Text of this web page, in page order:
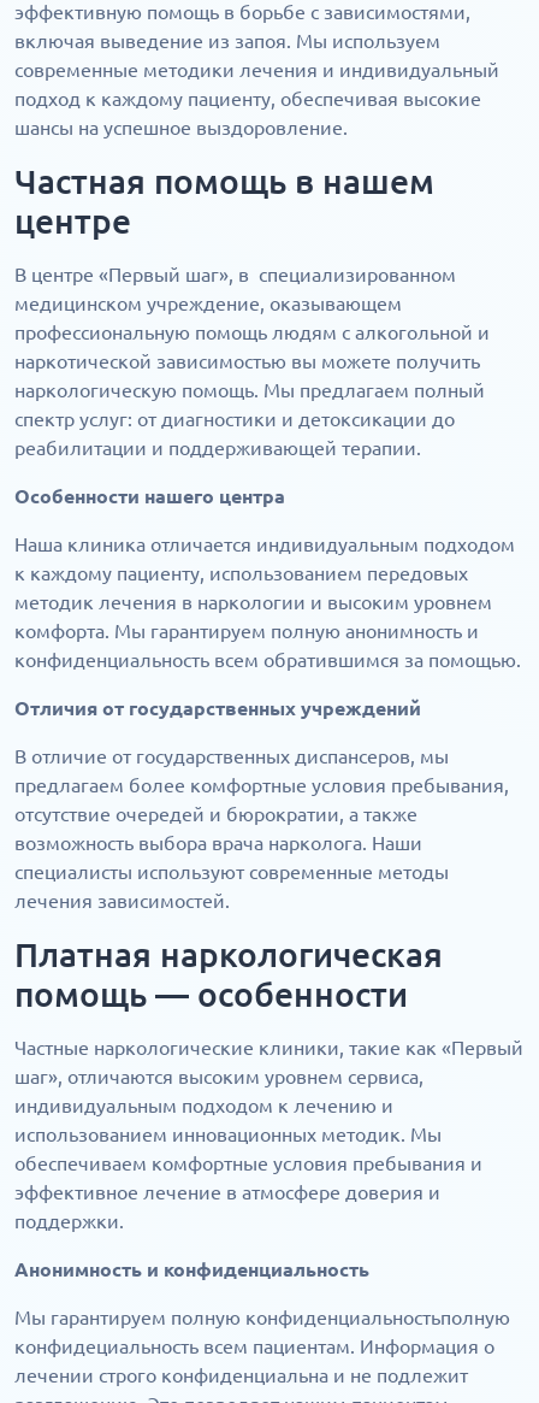
эффективную помощь в борьбе с зависимостями,
включая выведение из запоя. Мы используем
современные методики лечения и индивидуальный
подход к каждому пациенту, обеспечивая высокие
шансы на успешное выздоровление.
Частная помощь в нашем
центре
В центре «Первый шаг», в специализированном
медицинском учреждение, оказывающем
профессиональную помощь людям с алкогольной и
наркотической зависимостью вы можете получить
наркологическую помощь. Мы предлагаем полный
спектр услуг: от диагностики и детоксикации до
реабилитации и поддерживающей терапии.
Особенности нашего центра
Наша клиника отличается индивидуальным подходом
к каждому пациенту, использованием передовых
методик лечения в наркологии и высоким уровнем
комфорта. Мы гарантируем полную анонимность и
конфиденциальность всем обратившимся за помощью.
Отличия от государственных учреждений
В отличие от государственных диспансеров, мы
предлагаем более комфортные условия пребывания,
отсутствие очередей и бюрократии, а также
возможность выбора врача нарколога. Наши
специалисты используют современные методы
лечения зависимостей.
Платная наркологическая
помощь — особенности
Частные наркологические клиники, такие как «Первый
шаг», отличаются высоким уровнем сервиса,
индивидуальным подходом к лечению и
использованием инновационных методик. Мы
обеспечиваем комфортные условия пребывания и
эффективное лечение в атмосфере доверия и
поддержки.
Анонимность и конфиденциальность
Мы гарантируем полную конфиденциальностьполную
конфидециальность всем пациентам. Информация о
лечении строго конфиденциальна и не подлежит